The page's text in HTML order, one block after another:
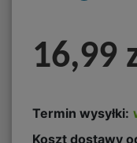
16,99
Termin wysyłki:
Koszt dostawy